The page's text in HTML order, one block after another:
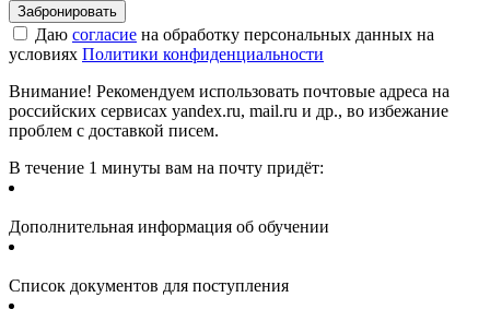
Даю согласие на обработку персональных данных на
условиях Политики конфиденциальности
Внимание! Рекомендуем использовать почтовые адреса на
российских сервисах yandex.ru, mail.ru и др., во избежание
проблем с доставкой писем.
В течение 1 минуты вам на почту придёт:
Дополнительная информация об обучении
Список документов для поступления